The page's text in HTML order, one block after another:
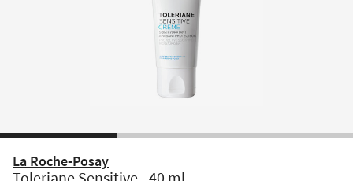
La Roche-Posay